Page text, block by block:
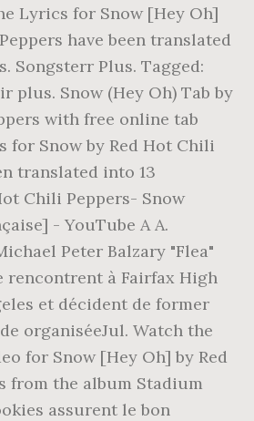
Lyrics for Snow [Hey Oh]
have been translated
Songsterr Plus. Tagged:
plus. Snow (Hey Oh) Tab by
with free online tab
for Snow by Red Hot Chili
translated into 13
Chili Peppers- Snow
- YouTube A A.
Peter Balzary "Flea"
rencontrent à Fairfax High
et décident de former
organiséeJul. Watch the
for Snow [Hey Oh] by Red
from the album Stadium
assurent le bon